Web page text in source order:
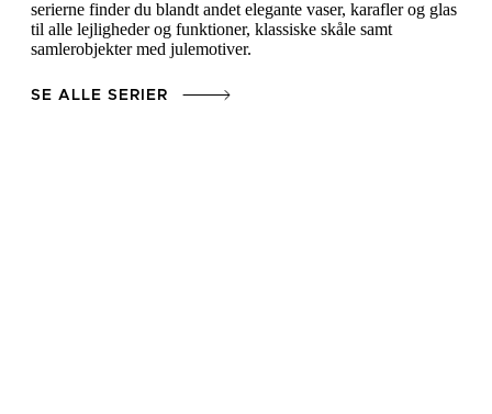
serierne finder du blandt andet elegante vaser, karafler og glas
til alle lejligheder og funktioner, klassiske skåle samt
samlerobjekter med julemotiver.
SE ALLE SERIER